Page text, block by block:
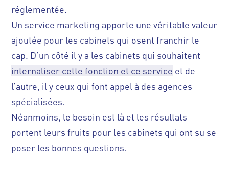
réglementée.
Un service marketing apporte une véritable valeur
ajoutée pour les cabinets qui osent franchir le
cap. D’un côté il y a les cabinets qui souhaitent
internaliser cette fonction et ce service et de
l’autre, il y ceux quifont appel à des agences
spécialisées.
Néanmoins, le besoin est là et les résultats
portent leurs fruits pour les cabinets qui ont su se
poser les bonnes questions.